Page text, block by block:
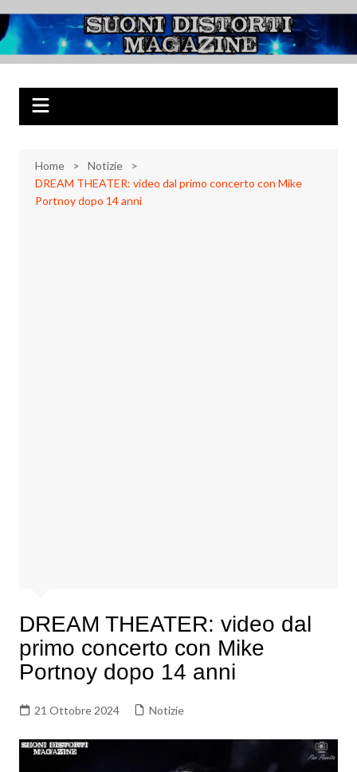
al
contenuto
Suoni Distorti
Magazine
Musica Rock, Metal, Punk e varie sonorità alternative
Home
Notizie
DREAM THEATER: video dal primo concerto con Mike
Portnoy dopo 14 anni
DREAM THEATER: video dal
primo concerto con Mike
Portnoy dopo 14 anni
21 Ottobre 2024 Notizie